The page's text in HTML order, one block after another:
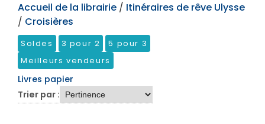
Accueil de la librairie / Itinéraires de rêve Ulysse
/ Croisières
Soldes 3 pour 2
5 pour 3
Meilleurs vendeurs
Livres papier
Trier par :